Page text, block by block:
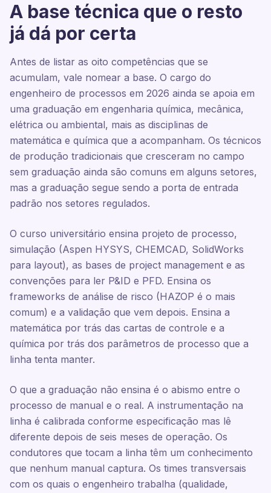
A base técnica que o resto
já dá por certa
Antes de listar as oito competências que se
acumulam, vale nomear a base. O cargo do
engenheiro de processos em 2026 ainda se apoia em
uma graduação em engenharia química, mecânica,
elétrica ou ambiental, mais as disciplinas de
matemática e química que a acompanham. Os técnicos
de produção tradicionais que cresceram no campo
sem graduação ainda são comuns em alguns setores,
mas a graduação segue sendo a porta de entrada
padrão nos setores regulados.
O curso universitário ensina projeto de processo,
simulação (Aspen HYSYS, CHEMCAD, SolidWorks
para layout), as bases de project management e as
convenções para ler P&ID e PFD. Ensina os
frameworks de análise de risco (HAZOP é o mais
comum) e a validação que vem depois. Ensina a
matemática por trás das cartas de controle e a
química por trás dos parâmetros de processo que a
linha tenta manter.
O que a graduação não ensina é o abismo entre o
processo de manual e o real. A instrumentação na
linha é calibrada conforme especificação mas lê
diferente depois de seis meses de operação. Os
condutores que tocam a linha têm um conhecimento
que nenhum manual captura. Os times transversais
com os quais o engenheiro trabalha (qualidade,